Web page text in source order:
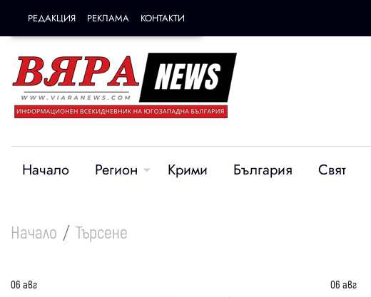
РЕДАКЦИЯ РЕКЛАМА КОНТАКТИ
Начало Регион Крими България Свят
Начало Търсене
06 авг 06 авг